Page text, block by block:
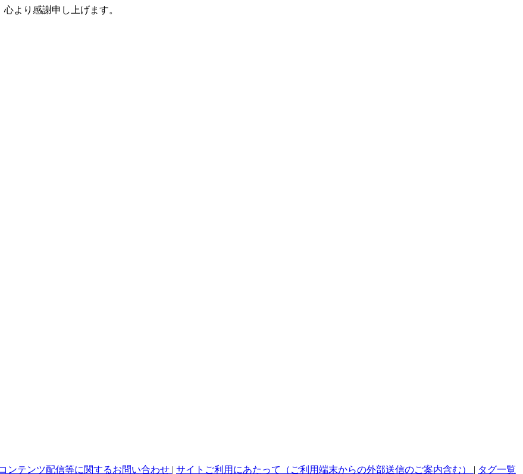
より感謝申し上げます。
ンテンツ配信等に関するお問い合わせ | サイトご利用にあたって（ご利用端末からの外部送信のご案内含む） | タグ一覧